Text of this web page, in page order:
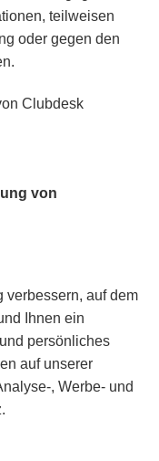
teilweisen
oder gegen den
Clubdesk
von
verbessern, auf dem
Ihnen ein
persönliches
auf unserer
, Werbe- und